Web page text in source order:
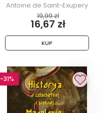
Antoine de Saint-Exupery
19,99 zł
16,67 zł
KUP
-31%